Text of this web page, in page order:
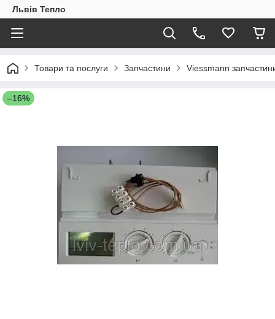
Львів Тепло
Товари та послуги Запчастини Viessmann
–16%